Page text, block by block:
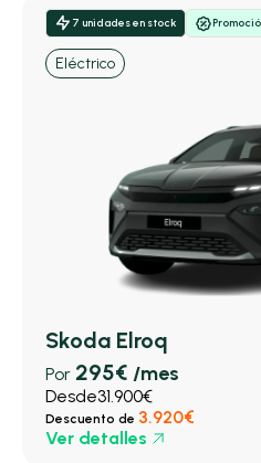
7 unidades en stock
Eléctrico
Skoda Elroq
Por 295€ /mes
Desde31.900€
Descuento de 3.920€
Ver detalles